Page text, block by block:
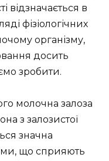
відзначається в
фізіологічних
організму,
досить
зробити.
молочна залоза
з залозистої
значна
що сприяють